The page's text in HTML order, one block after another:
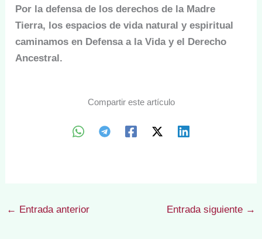
Por la defensa de los derechos de la Madre
Tierra, los espacios de vida natural y espiritual
caminamos en Defensa a la Vida y el Derecho
Ancestral.
Compartir este artículo
← Entrada anterior Entrada siguiente →